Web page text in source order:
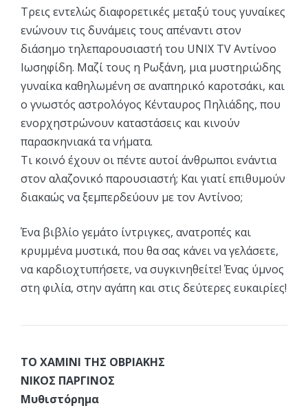
Τρεις εντελώς διαφορετικές μεταξύ τους γυναίκες
ενώνουν τις δυνάμεις τους απέναντι στον
διάσημο τηλεπαρουσιαστή του UNIX TV Αντίνοο
Ιωσηφίδη. Μαζί τους η Ρωξάνη, μια μυστηριώδης
γυναίκα καθηλωμένη σε αναπηρικό καροτσάκι, και
ο γνωστός αστρολόγος Κένταυρος Πηλιάδης, που
ενορχηστρώνουν καταστάσεις και κινούν
παρασκηνιακά τα νήματα.
Τι κοινό έχουν οι πέντε αυτοί άνθρωποι ενάντια
στον αλαζονικό παρουσιαστή; Και γιατί επιθυμούν
διακαώς να ξεμπερδεύουν με τον Αντίνοο;
Ένα βιβλίο γεμάτο ίντριγκες, ανατροπές και
κρυμμένα μυστικά, που θα σας κάνει να γελάσετε,
να καρδιοχτυπήσετε, να συγκινηθείτε! Ένας ύμνος
στη φιλία, στην αγάπη και στις δεύτερες ευκαιρίες!
ΤΟ ΧΑΜΙΝΙ ΤΗΣ ΟΒΡΙΑΚΗΣ
ΝΙΚΟΣ ΠΑΡΓΙΝΟΣ
Μυθιστόρημα